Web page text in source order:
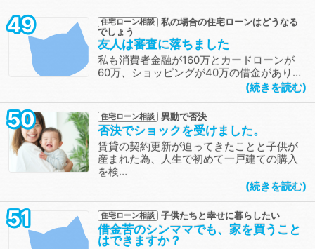
49 住宅ローン相談
私の場合の住宅ローンはどうなる
でしょう
友人は審査に落ちました
私も消費者金融が160万とカードローンが
60万、ショッピングが40万の借金があり…
続きを読む
50 住宅ローン相談 異動で否決
否決でショックを受けました。
賃貸の契約更新が迫ってきたことと子供が
産まれた為、人生で初めて一戸建ての購入
を検…
続きを読む
51 住宅ローン相談 子供たちと幸せに暮らしたい
借金苦のシンママでも、家を買うこと
はできますか？